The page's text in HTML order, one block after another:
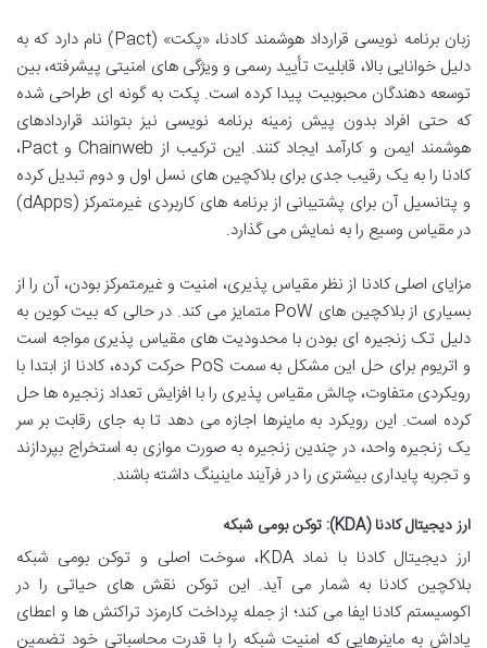
زبان برنامه نویسی قرارداد هوشمند کادنا، «پکت» (Pact) نام دارد که به
دلیل خوانایی بالا، قابلیت تأیید رسمی و ویژگی های امنیتی پیشرفته، بین
توسعه دهندگان محبوبیت پیدا کرده است. پکت به گونه ای طراحی شده
که حتی افراد بدون پیش زمینه برنامه نویسی نیز بتوانند قراردادهای
هوشمند ایمن و کارآمد ایجاد کنند. این ترکیب از Chainweb و Pact،
کادنا را به یک رقیب جدی برای بلاکچین های نسل اول و دوم تبدیل کرده
و پتانسیل آن برای پشتیبانی از برنامه های کاربردی غیرمتمرکز (dApps)
در مقیاس وسیع را به نمایش می گذارد.
مزایای اصلی کادنا از نظر مقیاس پذیری، امنیت و غیرمتمرکز بودن، آن را از
بسیاری از بلاکچین های PoW متمایز می کند. در حالی که بیت کوین به
دلیل تک زنجیره ای بودن با محدودیت های مقیاس پذیری مواجه است
و اتریوم برای حل این مشکل به سمت PoS حرکت کرده، کادنا از ابتدا با
رویکردی متفاوت، چالش مقیاس پذیری را با افزایش تعداد زنجیره ها حل
کرده است. این رویکرد به ماینرها اجازه می دهد تا به جای رقابت بر سر
یک زنجیره واحد، در چندین زنجیره به صورت موازی به استخراج بپردازند
و تجربه پایداری بیشتری را در فرآیند ماینینگ داشته باشند.
ارز دیجیتال کادنا (KDA): توکن بومی شبکه
ارز دیجیتال کادنا با نماد KDA، سوخت اصلی و توکن بومی شبکه
بلاکچین کادنا به شمار می آید. این توکن نقش های حیاتی را در
اکوسیستم کادنا ایفا می کند؛ از جمله پرداخت کارمزد تراکنش ها و اعطای
پاداش به ماینرهایی که امنیت شبکه را با قدرت محاسباتی خود تضمین